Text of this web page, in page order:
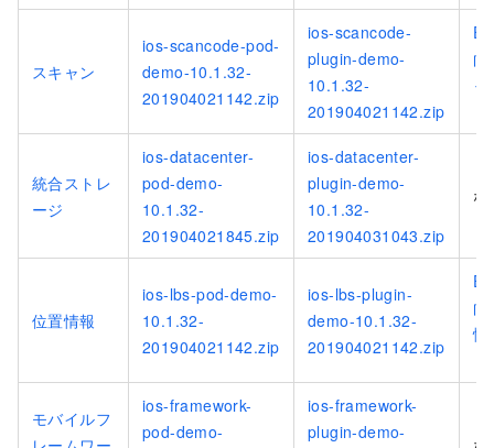
スキャン
ios-scancode-pod-
demo-10.1.32-
201904021142.zip
ios-scancode-
plugin-demo-
10.1.32-
201904021142.zip
向
統合ストレ
ージ
ios-datacenter-
pod-demo-
10.1.32-
201904021845.zip
ios-datacenter-
plugin-demo-
10.1.32-
201904031043.zip
な
位置情報
ios-lbs-pod-demo-
10.1.32-
201904021142.zip
ios-lbs-plugin-
demo-10.1.32-
201904021142.zip
向
情
モバイルフ
ios-framework-
pod-demo-
ios-framework-
plugin-demo-